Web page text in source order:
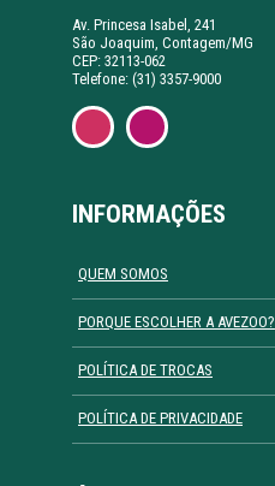
Av. Princesa Isabel, 241
São Joaquim, Contagem/MG
CEP: 32113-062
Telefone: (31) 3357-9000
INFORMAÇÕES
QUEM SOMOS
PORQUE ESCOLHER A AVEZOO?
POLÍTICA DE TROCAS
POLÍTICA DE PRIVACIDADE